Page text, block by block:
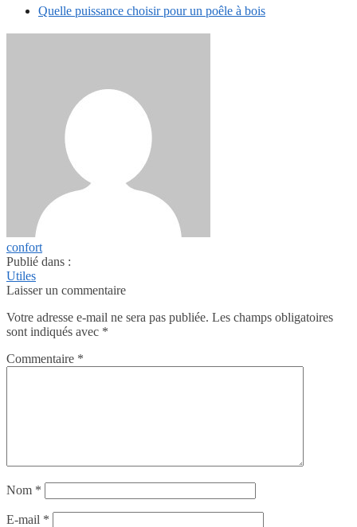
Quelle puissance choisir pour un poêle à bois
confort
Publié dans :
Utiles
Laisser un commentaire
Votre adresse e-mail ne sera pas publiée. Les champs obligatoires
sont indiqués avec *
Commentaire *
Nom *
E-mail *